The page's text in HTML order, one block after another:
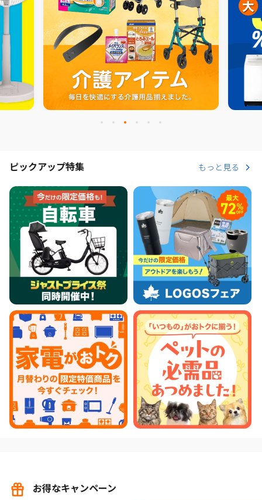
ピックアップ特集 もっと見る
お得なキャンペーン